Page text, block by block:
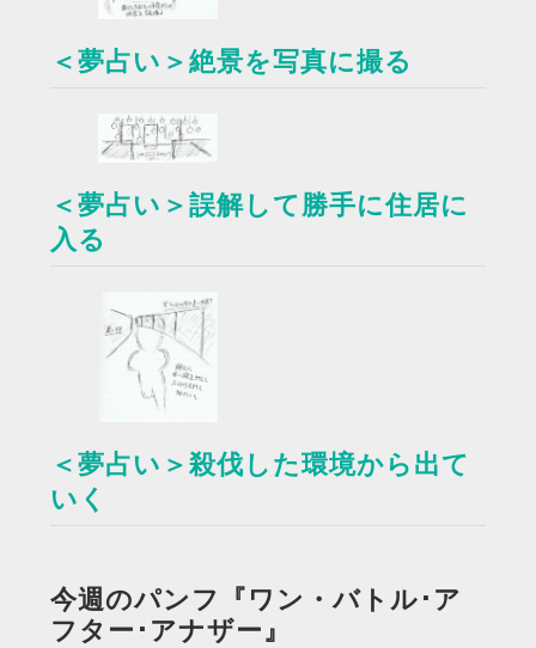
＜夢占い＞絶景を写真に撮る
＜夢占い＞誤解して勝手に住居に
入る
＜夢占い＞殺伐した環境から出て
いく
今週のパンフ『ワン・バトル･ア
フター･アナザー』